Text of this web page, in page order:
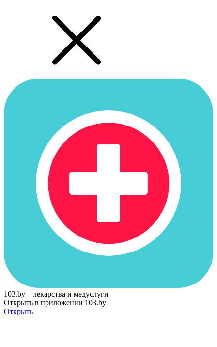
103.by – лекарства и медуслуги
Открыть в приложении 103.by
Открыть